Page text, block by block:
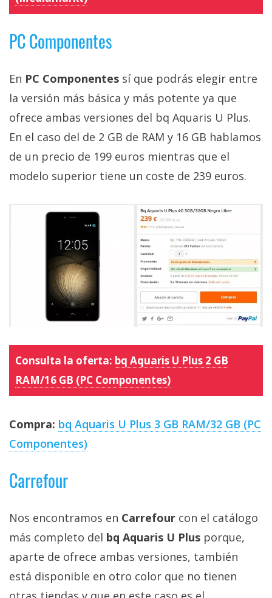
PC Componentes
En PC Componentes sí que podrás elegir entre
la versión más básica y más potente ya que
ofrece ambas versiones del bq Aquaris U Plus.
En el caso del de 2 GB de RAM y 16 GB hablamos
de un precio de 199 euros mientras que el
modelo superior tiene un coste de 239 euros.
Consulta la oferta: bq Aquaris U Plus 2 GB
RAM/16 GB (PC Componentes)
Compra: bq Aquaris U Plus 3 GB RAM/32 GB (PC
Componentes)
Carrefour
Nos encontramos en Carrefour con el catálogo
más completo del bq Aquaris U Plus porque,
aparte de ofrece ambas versiones, también
está disponible en otro color que no tienen